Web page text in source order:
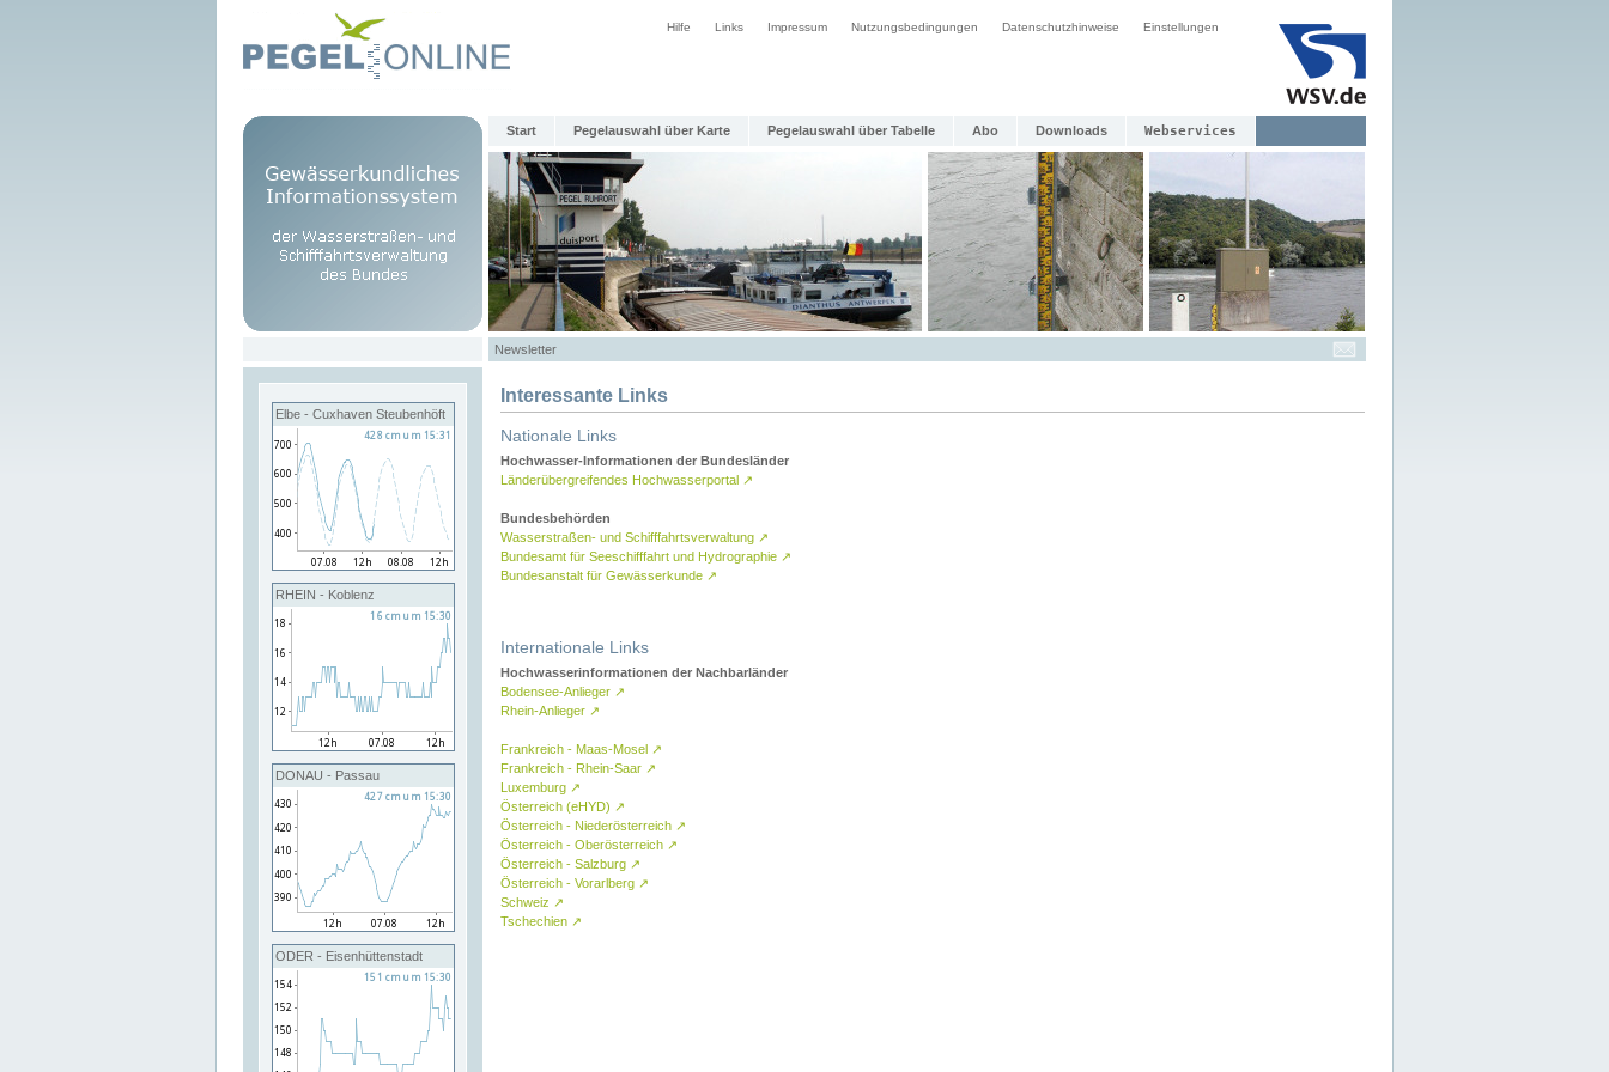
Hilfe Links Impressum Nutzungsbedingungen Datenschutzhinweise Einstellungen
Start Pegelauswahl über Karte Pegelauswahl über Tabelle Abo Downloads Webservices
Newsletter
Elbe - Cuxhaven Steubenhöft
RHEIN - Koblenz
DONAU - Passau
ODER - Eisenhüttenstadt
Interessante Links
Nationale Links
Hochwasser-Informationen der Bundesländer
Länderübergreifendes Hochwasserportal ↗
Bundesbehörden
Wasserstraßen- und Schifffahrtsverwaltung ↗
Bundesamt für Seeschifffahrt und Hydrographie ↗
Bundesanstalt für Gewässerkunde ↗
Internationale Links
Hochwasserinformationen der Nachbarländer
Bodensee-Anlieger ↗
Rhein-Anlieger ↗
Frankreich - Maas-Mosel ↗
Frankreich - Rhein-Saar ↗
Luxemburg ↗
Österreich (eHYD) ↗
Österreich - Niederösterreich ↗
Österreich - Oberösterreich ↗
Österreich - Salzburg ↗
Österreich - Vorarlberg ↗
Schweiz ↗
Tschechien ↗